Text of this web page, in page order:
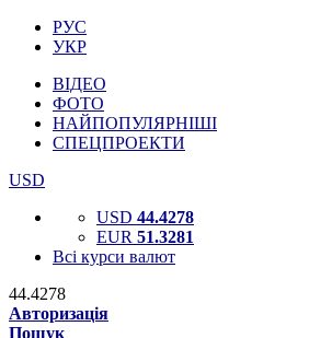
РУС
УКР
ВІДЕО
ФОТО
НАЙПОПУЛЯРНІШІ
СПЕЦПРОЕКТИ
USD
USD 44.4278
EUR 51.3281
Всі курси валют
44.4278
Авторизація
Пошук